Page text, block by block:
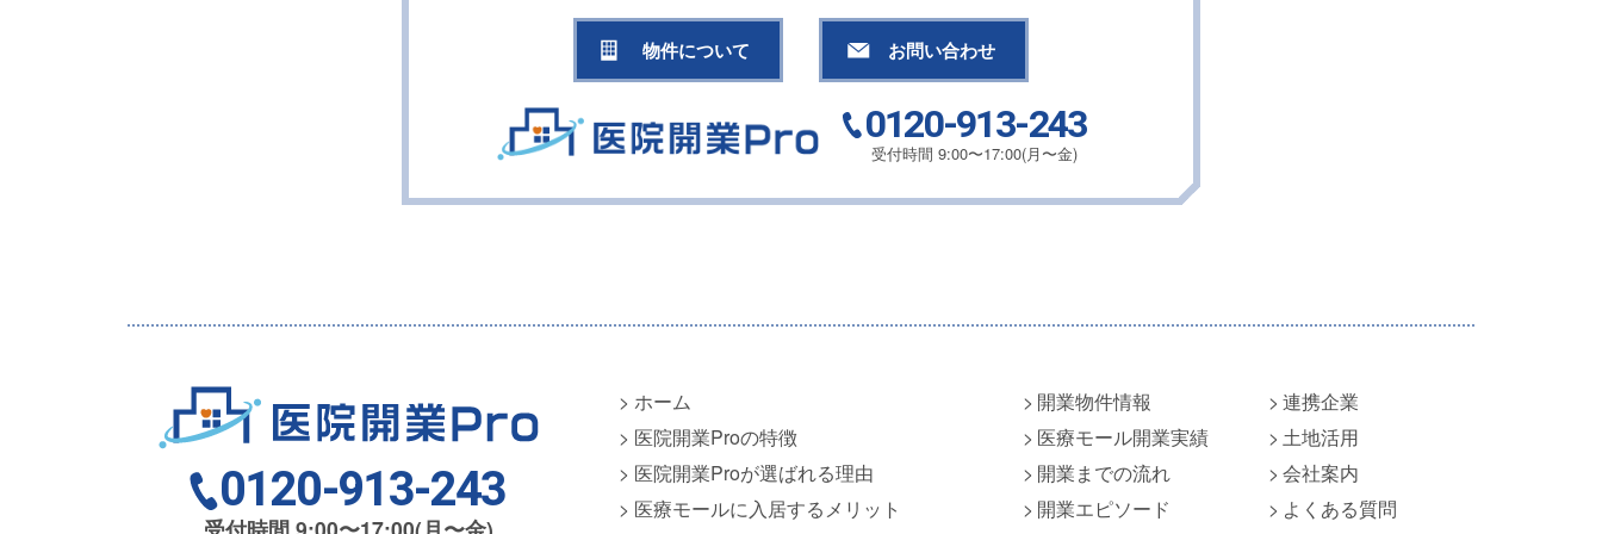
物件について お問い合わせ
0120-913-243
受付時間 9:00〜17:00(月〜金)
0120-913-243
ホーム
医院開業Proの特徴
医院開業Proが選ばれる理由
医療モールに入居するメリット
開業物件情報
医療モール開業実績
開業までの流れ
開業エピソード
連携企業
土地活用
会社案内
よくある質問